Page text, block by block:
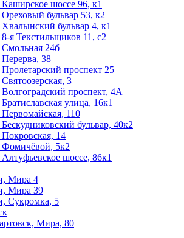
шоссе 96, к1
бульвар 53, к2
бульвар 4, к1
я Текстильщиков 11, с2
24б
38
проспект 25
3
проспект, 4А
улица, 16к1
110
бульвар, 40к2
14
5к2
шоссе, 86к1
Мира 4
Мира 39
Сукромка, 5
Мира, 80